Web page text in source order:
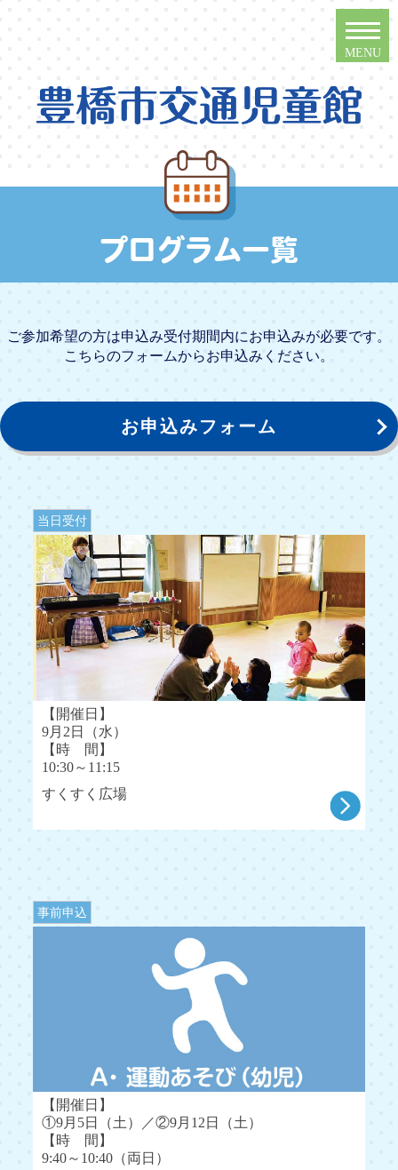
プログラム一覧
ご参加希望の方は申込み受付期間内にお申込みが必要です。
こちらのフォームからお申込みください。
お申込みフォーム
当日受付
【開催日】
9月2日（水）
【時 間】
10:30～11:15
すくすく広場
事前申込
【開催日】
①9月5日（土）／②9月12日（土）
【時 間】
9:40～10:40（両日）